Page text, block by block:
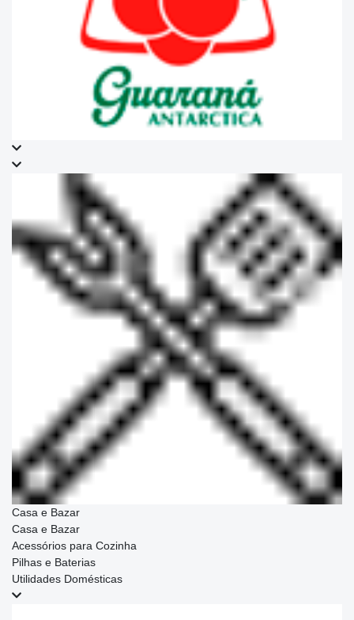
Casa e Bazar
Casa e Bazar
Acessórios para Cozinha
Pilhas e Baterias
Utilidades Domésticas